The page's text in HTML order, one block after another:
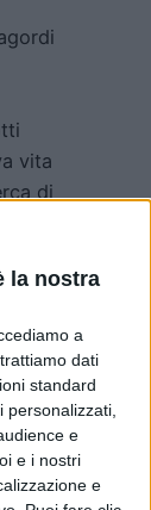
la nostra
a
dati
standard
e
e i nostri
e
vita
di
),